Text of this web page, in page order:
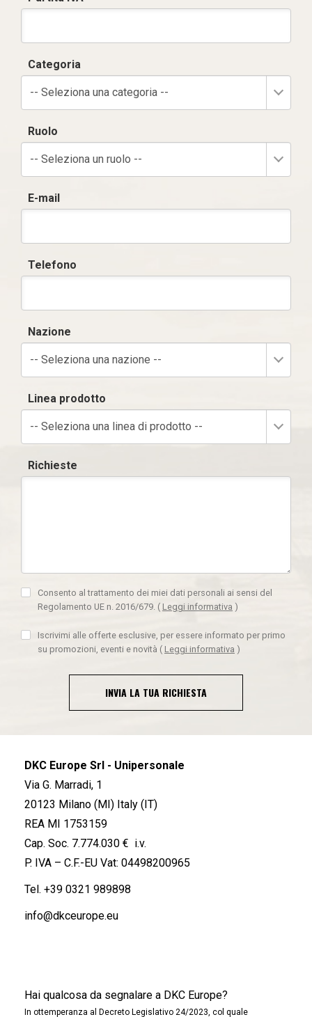
Categoria
-- Seleziona una categoria --
Ruolo
-- Seleziona un ruolo --
E-mail
Telefono
Nazione
-- Seleziona una nazione --
Linea prodotto
-- Seleziona una linea di prodotto --
Richieste
Consento al trattamento dei miei dati personali ai sensi del
Regolamento UE n. 2016/679. ( Leggi informativa )
Iscrivimi alle offerte esclusive, per essere informato per primo
su promozioni, eventi e novità ( Leggi informativa )
INVIA LA TUA RICHIESTA
DKC Europe Srl - Unipersonale
Via G. Marradi, 1
20123 Milano (MI) Italy (IT)
REA MI 1753159
Cap. Soc. 7.774.030 € i.v.
P. IVA – C.F.-EU Vat: 04498200965
Tel. +39 0321 989898
info@dkceurope.eu
Hai qualcosa da segnalare a DKC Europe?
In ottemperanza al Decreto Legislativo 24/2023, col quale